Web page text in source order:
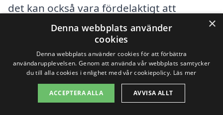
det kan också vara fördelaktigt att
överväga företag i närliggande städer.
Genom att göra det kan du få olika
erbjudanden och potentiellt hitta bättre
priser eller tjänster. Här är några städer i
närheten av Bäckebo där du kan söka
×
Denna webbplats använder
cookies
Denna webbplats använder cookies för att förbättra
användarupplevelsen. Genom att använda vår webbplats samtycker
du till alla cookies i enlighet med vår cookiepolicy. Läs mer
ACCEPTERA ALLA AVVISA ALLT